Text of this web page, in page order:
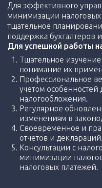
Для эффективного
минимизации
тщательное
поддержка бухгалтеров
Для успешной работы
Тщательное
понимание их
Профессиональное
учетом
налогообложения.
Регулярное
изменениям в
Своевременное и
отчетов и деклараций.
Консультации с
минимизации
налоговых платежей.